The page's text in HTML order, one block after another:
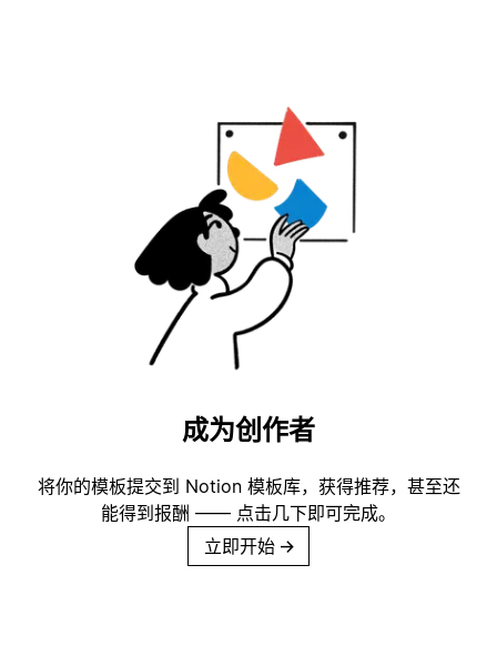
成为创作者
将你的模板提交到 Notion 模板库，获得推荐，甚至还
能得到报酬 —— 点击几下即可完成。
立即开始 →